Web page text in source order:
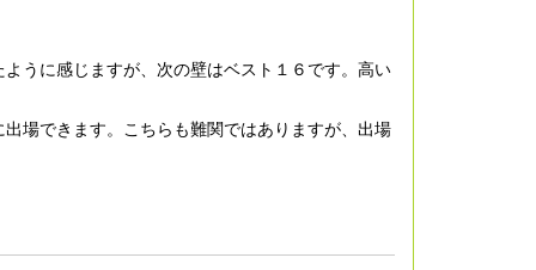
うに感じますが、次の壁はベスト１６です。高い
場できます。こちらも難関ではありますが、出場